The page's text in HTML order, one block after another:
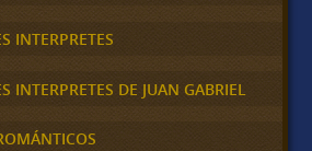
INTERPRETES
INTERPRETES DE JUAN GABRIEL